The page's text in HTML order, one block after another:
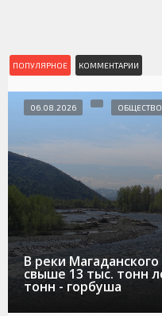
ПОПУЛЯРНОЕ КОММЕНТАРИИ
В реки
свыше 13 тыс. тонн
тонн - горбуша
06.08.2026 ОБЩЕСТВО